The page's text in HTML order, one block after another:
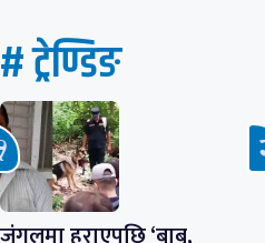
# ट्रेण्डिङ